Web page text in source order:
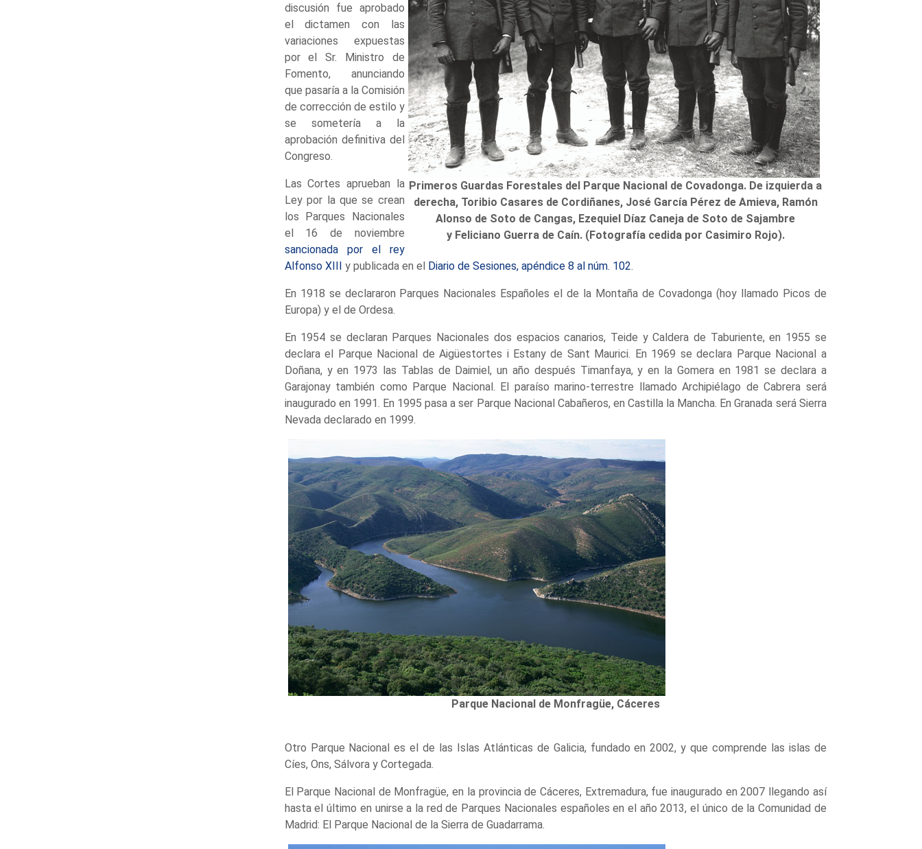
Primeros Guardas Forestales del Parque Nacional de Covadonga. De izquierda a
derecha, Toribio Casares de Cordiñanes, José García Pérez de Amieva, Ramón
Alonso de Soto de Cangas, Ezequiel Díaz Caneja de Soto de Sajambre
y Feliciano Guerra de Caín. (Fotografía cedida por Casimiro Rojo).
discusión fue aprobado
el dictamen con las
variaciones expuestas
por el Sr. Ministro de
Fomento, anunciando
que pasaría a la Comisión
de corrección de estilo y
se sometería a la
aprobación definitiva del
Congreso.
Las Cortes aprueban la
Ley por la que se crean
los Parques Nacionales
el 16 de noviembre
sancionada por el rey
Alfonso XIII y publicada en el Diario de Sesiones, apéndice 8 al núm. 102
En 1918 se declararon Parques Nacionales Españoles el de la Montaña de Covadonga (hoy llamado Picos de
Europa) y el de Ordesa.
En 1954 se declaran Parques Nacionales dos espacios canarios, Teide y Caldera de Taburiente, en 1955 se
declara el Parque Nacional de Aigüestortes i Estany de Sant Maurici. En 1969 se declara Parque Nacional a
Doñana, y en 1973 las Tablas de Daimiel, un año después Timanfaya, y en la Gomera en 1981 se declara a
Garajonay también como Parque Nacional. El paraíso marino-terrestre llamado Archipiélago de Cabrera será
inaugurado en 1991. En 1995 pasa a ser Parque Nacional Cabañeros, en Castilla la Mancha. En Granada será Sierra
Nevada declarado en 1999.
Parque Nacional de Monfragüe, Cáceres
Otro Parque Nacional es el de las Islas Atlánticas de Galicia, fundado en 2002, y que comprende las islas de
Cíes, Ons, Sálvora y Cortegada.
El Parque Nacional de Monfragüe, en la provincia de Cáceres, Extremadura, fue inaugurado en 2007 llegando así
hasta el último en unirse a la red de Parques Nacionales españoles en el año 2013, el único de la Comunidad de
Madrid: El Parque Nacional de la Sierra de Guadarrama.